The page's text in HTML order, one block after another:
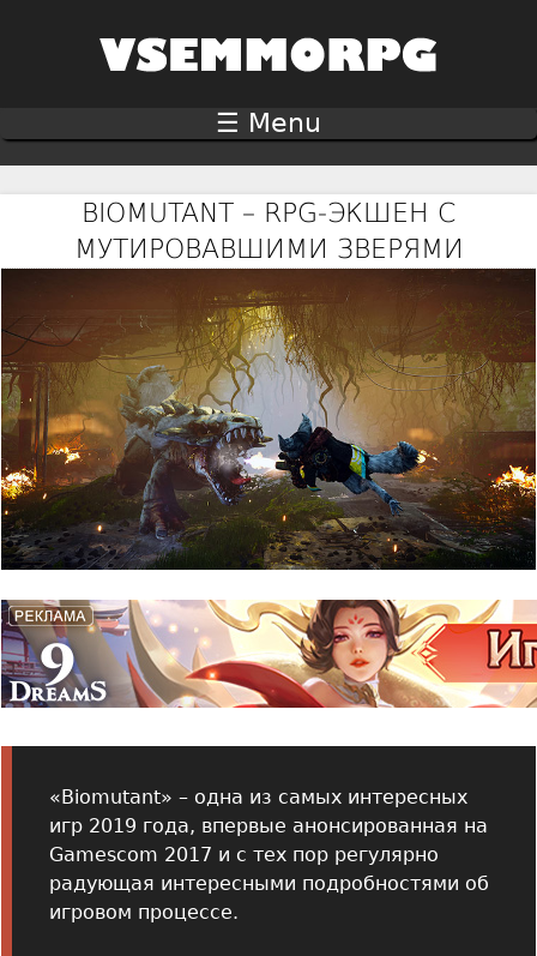
BIOMUTANT – RPG-ЭКШЕН С
МУТИРОВАВШИМИ ЗВЕРЯМИ
«Biomutant» – одна из самых интересных
игр 2019 года, впервые анонсированная на
Gamescom 2017 и с тех пор регулярно
радующая интересными подробностями об
игровом процессе.
☰ Menu